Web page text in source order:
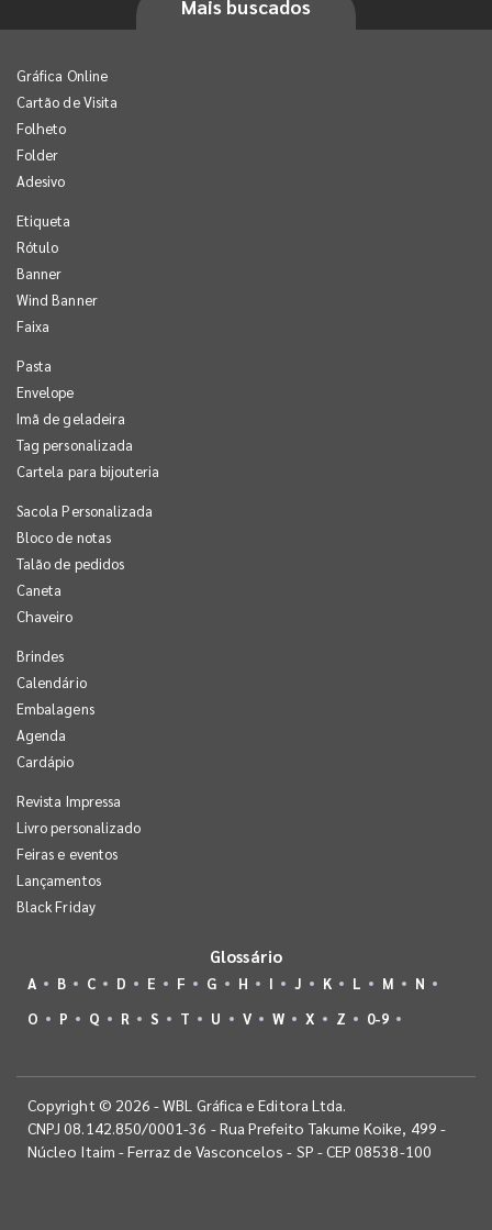
Mais buscados
Gráfica Online
Cartão de Visita
Folheto
Folder
Adesivo
Etiqueta
Rótulo
Banner
Wind Banner
Faixa
Pasta
Envelope
Imã de geladeira
Tag personalizada
Cartela para bijouteria
Sacola Personalizada
Bloco de notas
Talão de pedidos
Caneta
Chaveiro
Brindes
Calendário
Embalagens
Agenda
Cardápio
Revista Impressa
Livro personalizado
Feiras e eventos
Lançamentos
Black Friday
Glossário
A B C D E F G H I J K L M
N
O
P Q R S T U V W X Z 0-9
Copyright © 2026 - WBL Gráfica e Editora Ltda.
CNPJ 08.142.850/0001-36 - Rua Prefeito Takume Koike, 499 -
Núcleo Itaim - Ferraz de Vasconcelos - SP - CEP 08538-100